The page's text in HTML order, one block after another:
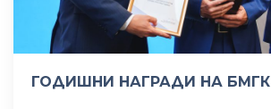
ГОДИШНИ НАГРАДИ НА БМГК